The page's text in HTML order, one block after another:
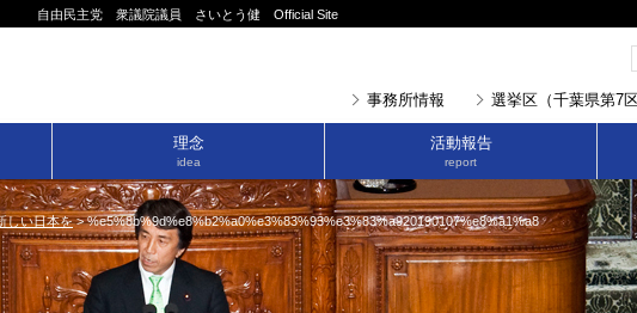
自由民主党 衆議院議員 さいとう健 Official Site
事務所情報 選挙区（千葉県第7区
理念
idea
活動報告
report
しい日本を>%e5%8b%9d%e8%b2%a0%e3%83%93%e3%83%a920190107%e8%a1%a8